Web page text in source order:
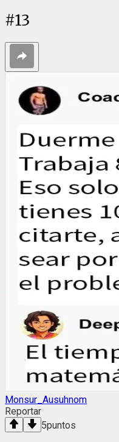
#13
Monsur_Ausuhnom
Reportar
5puntos